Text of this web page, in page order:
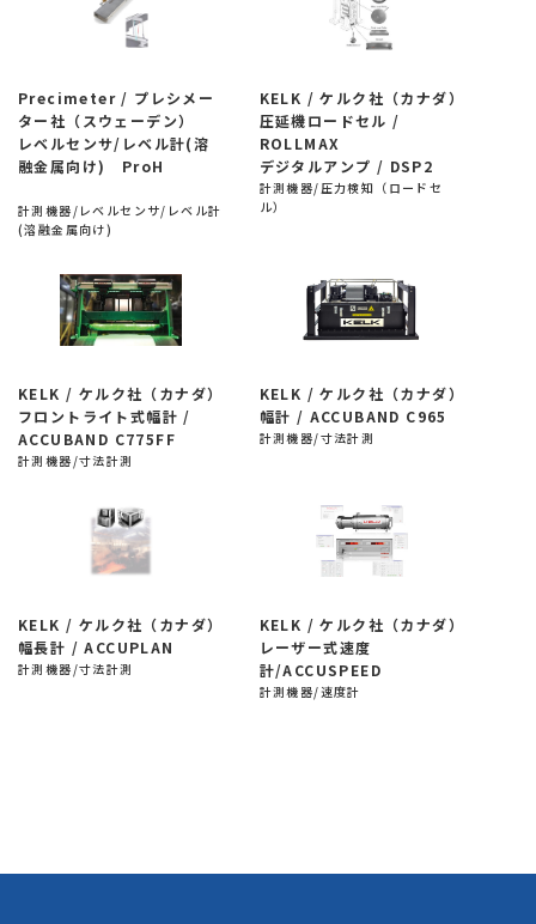
Precimeter / プレシメー
ター社（スウェーデン）
レベルセンサ/レベル計(溶
融金属向け) ProH
計測機器/レベルセンサ/レベル計
(溶融金属向け)
KELK / ケルク社（カナダ）
圧延機ロードセル /
ROLLMAX
デジタルアンプ / DSP2
計測機器/圧力検知（ロードセ
ル）
KELK / ケルク社（カナダ）
フロントライト式幅計 /
ACCUBAND C775FF
計測機器/寸法計測
KELK / ケルク社（カナダ）
幅計 / ACCUBAND C965
計測機器/寸法計測
KELK / ケルク社（カナダ）
幅長計 / ACCUPLAN
計測機器/寸法計測
KELK / ケルク社（カナダ）
レーザー式速度
計/ACCUSPEED
計測機器/速度計